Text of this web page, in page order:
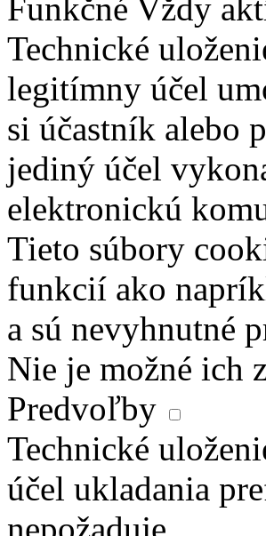
Funkčné Vždy
Technické
legitímny účel
si účastník alebo
jediný účel
elektronickú
Tieto súbory
funkcií ako
a sú nevyhnutné
Nie je možné ich
Predvoľby
Technické
účel ukladania
nepožaduje.